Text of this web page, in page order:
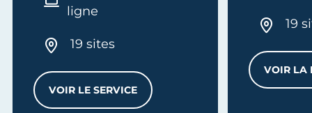
ligne
19 sites
VOIR LE SERVICEDÉMARRER MON ENTREPRISE
19
VOIR LA